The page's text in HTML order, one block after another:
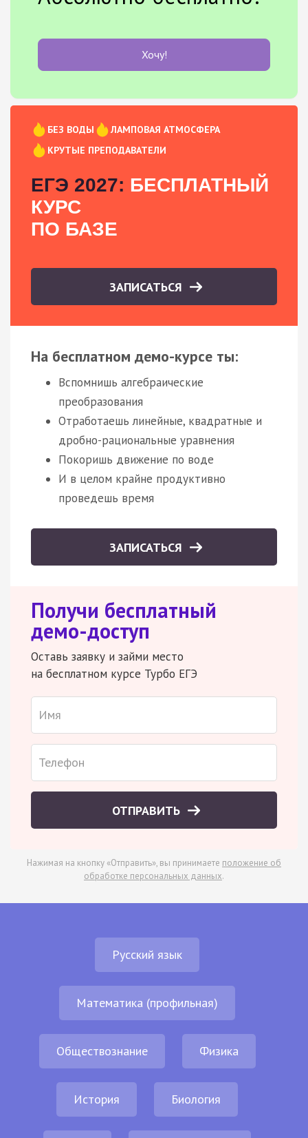
Хочу!
БЕЗ ВОДЫ
ЛАМПОВАЯ АТМОСФЕРА
КРУТЫЕ ПРЕПОДАВАТЕЛИ
ЕГЭ 2027: БЕСПЛАТНЫЙ
КУРС
ПО БАЗЕ
ЗАПИСАТЬСЯ
На бесплатном демо-курсе ты:
Вспомнишь алгебраические
преобразования
Отработаешь линейные, квадратные и
дробно-рациональные уравнения
Покоришь движение по воде
И в целом крайне продуктивно
проведешь время
ЗАПИСАТЬСЯ
Получи бесплатный
демо-доступ
Оставь заявку и займи место
на бесплатном курсе Турбо ЕГЭ
ОТПРАВИТЬ
Нажимая на кнопку «Отправить», вы принимаете положение об
обработке персональных данных.
Русский язык
Математика (профильная)
Обществознание Физика
История Биология